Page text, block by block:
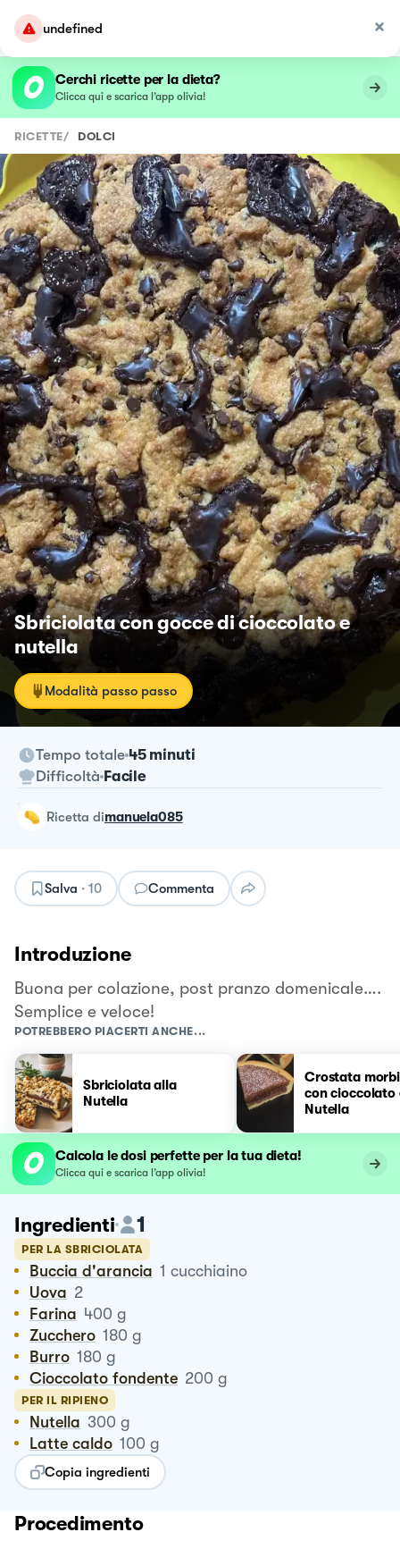
undefined
Cerchi ricette per la dieta?
Clicca qui e scarica l’app olivia!
RICETTE/ DOLCI
Sbriciolata con gocce di cioccolato e
nutella
Modalità passo passo
Tempo totale 45 minuti
Difficoltà Facile
ricetta dimanuela085
Salva · 10 Commenta
Introduzione
Buona per colazione, post pranzo domenicale….
Semplice e veloce!
POTREBBERO PIACERTI ANCHE...
Sbriciolata alla
Nutella
Crostata
con cioccolato
Nutella
Calcola le dosi perfette per la tua dieta!
Clicca qui e scarica l’app olivia!
Ingredienti 1
PER LA SBRICIOLATA
Buccia d'arancia 1 cucchiaino
Uova 2
Farina 400 g
Zucchero 180 g
Burro 180 g
Cioccolato fondente 200 g
PER IL RIPIENO
Nutella 300 g
Latte caldo 100 g
Copia ingredienti
Procedimento